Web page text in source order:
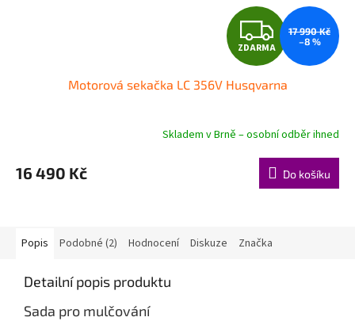
Z
D
A
R
M
A
ZDARMA
17 990 Kč
–8 %
Motorová sekačka LC 356V Husqvarna
Skladem v Brně – osobní odběr ihned
16 490 Kč Do košíku
Popis Podobné (2) Hodnocení Diskuze Značka
Detailní popis produktu
Sada pro mulčování